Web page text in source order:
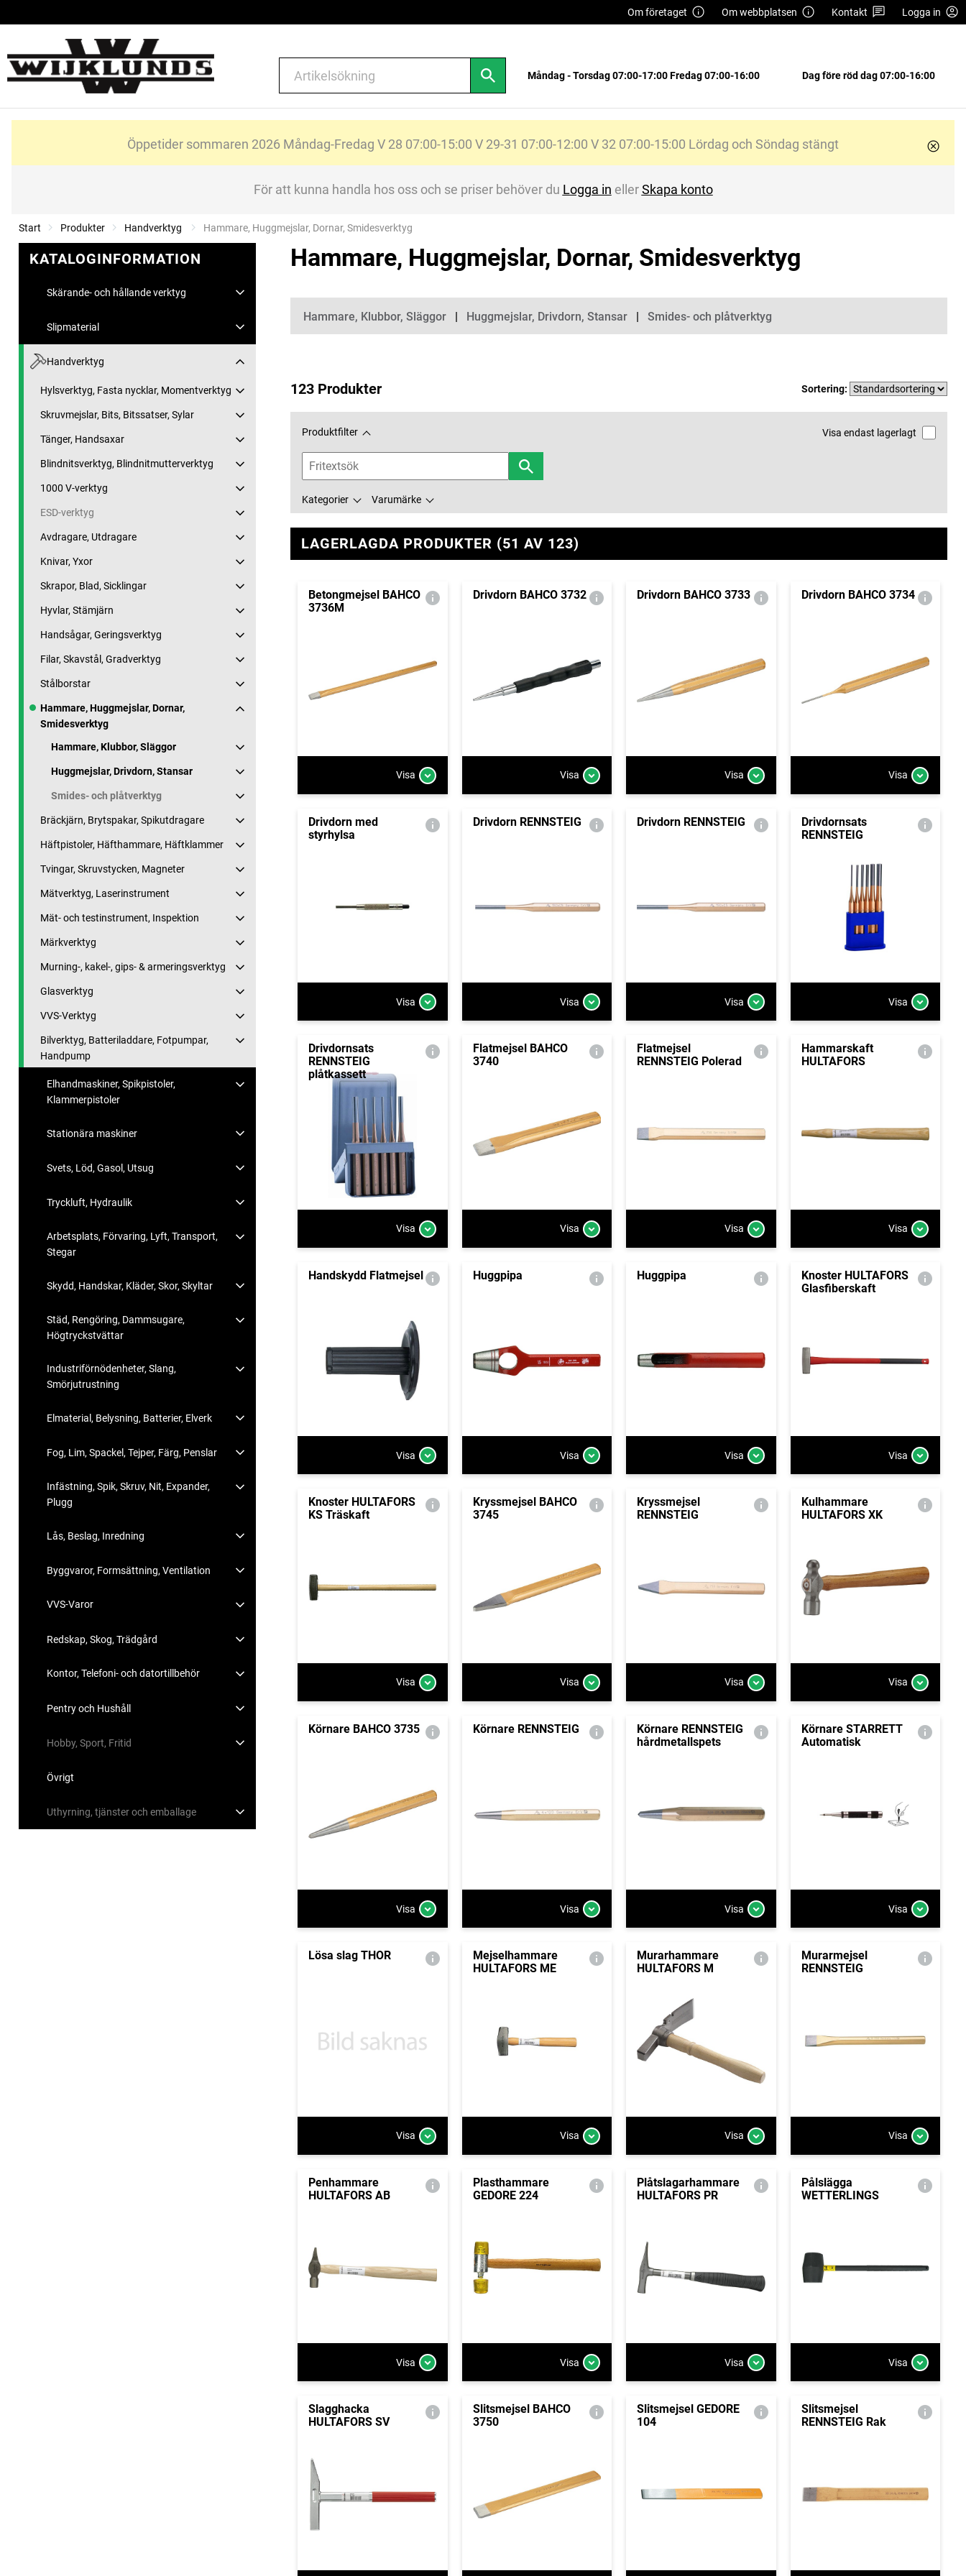
Om företaget Om webbplatsen Kontakt Logga in
Måndag - Torsdag 07:00-17:00 Fredag 07:00-16:00 Dag före röd dag 07:00-16:00
Öppetider sommaren 2026 Måndag-Fredag V 28 07:00-15:00 V 29-31 07:00-12:00 V 32 07:00-15:00 Lördag och Söndag stängt
För att kunna handla hos oss och se priser behöver du Logga in ellerSkapa konto
Start Produkter Handverktyg Current:
Hammare, Huggmejslar, Dornar, Smidesverktyg
KATALOGINFORMATION
Skärande- och hållande verktyg
Slipmaterial
Handverktyg
Hylsverktyg, Fasta nycklar, Momentverktyg
Skruvmejslar, Bits, Bitssatser, Sylar
Tänger, Handsaxar
Blindnitsverktyg, Blindnitmutterverktyg
1000 V-verktyg
ESD-verktyg
Avdragare, Utdragare
Knivar, Yxor
Skrapor, Blad, Sicklingar
Hyvlar, Stämjärn
Handsågar, Geringsverktyg
Filar, Skavstål, Gradverktyg
Stålborstar
Hammare, Huggmejslar, Dornar,
Smidesverktyg
Hammare, Klubbor, Släggor
Huggmejslar, Drivdorn, Stansar
Smides- och plåtverktyg
Bräckjärn, Brytspakar, Spikutdragare
Häftpistoler, Häfthammare, Häftklammer
Tvingar, Skruvstycken, Magneter
Mätverktyg, Laserinstrument
Mät- och testinstrument, Inspektion
Märkverktyg
Murning-, kakel-, gips- & armeringsverktyg
Glasverktyg
VVS-Verktyg
Bilverktyg, Batteriladdare, Fotpumpar,
Handpump
Elhandmaskiner, Spikpistoler,
Klammerpistoler
Stationära maskiner
Svets, Löd, Gasol, Utsug
Tryckluft, Hydraulik
Arbetsplats, Förvaring, Lyft, Transport,
Stegar
Skydd, Handskar, Kläder, Skor, Skyltar
Städ, Rengöring, Dammsugare,
Högtryckstvättar
Industriförnödenheter, Slang,
Smörjutrustning
Elmaterial, Belysning, Batterier, Elverk
Fog, Lim, Spackel, Tejper, Färg, Penslar
Infästning, Spik, Skruv, Nit, Expander,
Plugg
Lås, Beslag, Inredning
Byggvaror, Formsättning, Ventilation
VVS-Varor
Redskap, Skog, Trädgård
Kontor, Telefoni- och datortillbehör
Pentry och Hushåll
Hobby, Sport, Fritid
Övrigt
Uthyrning, tjänster och emballage
Hammare, Huggmejslar, Dornar, Smidesverktyg
Kategorier
Hammare, Klubbor, Släggor Huggmejslar, Drivdorn, Stansar Smides- och plåtverktyg
123 Produkter Sortering:
Produktfilter Visa endast lagerlagt
Kategorier Varumärke
LAGERLAGDA PRODUKTER (51 AV 123)
Betongmejsel BAHCO
3736M
Visa
Drivdorn BAHCO 3732
Visa
Drivdorn BAHCO 3733
Visa
Drivdorn BAHCO 3734
Visa
Drivdorn med
styrhylsa
Visa
Drivdorn RENNSTEIG
Visa
Drivdorn RENNSTEIG
Visa
Drivdornsats
RENNSTEIG
Visa
Drivdornsats
RENNSTEIG
plåtkassett
Visa
Flatmejsel BAHCO
3740
Visa
Flatmejsel
RENNSTEIG Polerad
Visa
Hammarskaft
HULTAFORS
Visa
Handskydd Flatmejsel
Visa
Huggpipa
Visa
Huggpipa
Visa
Knoster HULTAFORS
Glasfiberskaft
Visa
Knoster HULTAFORS
KS Träskaft
Visa
Kryssmejsel BAHCO
3745
Visa
Kryssmejsel
RENNSTEIG
Visa
Kulhammare
HULTAFORS XK
Visa
Körnare BAHCO 3735
Visa
Körnare RENNSTEIG
Visa
Körnare RENNSTEIG
hårdmetallspets
Visa
Körnare STARRETT
Automatisk
Visa
Lösa slag THOR
Visa
Mejselhammare
HULTAFORS ME
Visa
Murarhammare
HULTAFORS M
Visa
Murarmejsel
RENNSTEIG
Visa
Penhammare
HULTAFORS AB
Visa
Plasthammare
GEDORE 224
Visa
Plåtslagarhammare
HULTAFORS PR
Visa
Pålslägga
WETTERLINGS
Visa
Slagghacka
HULTAFORS SV
Slitsmejsel BAHCO
3750
Slitsmejsel GEDORE
104
Slitsmejsel
RENNSTEIG Rak